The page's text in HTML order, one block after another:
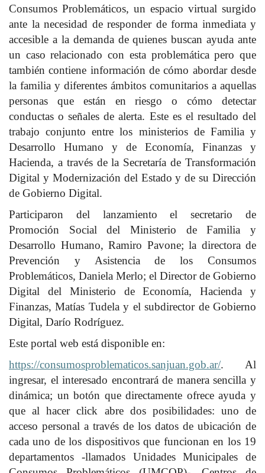
Consumos Problemáticos, un espacio virtual surgido
ante la necesidad de responder de forma inmediata y
accesible a la demanda de quienes buscan ayuda ante
un caso relacionado con esta problemática pero que
también contiene información de cómo abordar desde
la familia y diferentes ámbitos comunitarios a aquellas
personas que están en riesgo o cómo detectar
conductas o señales de alerta. Este es el resultado del
trabajo conjunto entre los ministerios de Familia y
Desarrollo Humano y de Economía, Finanzas y
Hacienda, a través de la Secretaría de Transformación
Digital y Modernización del Estado y de su Dirección
de Gobierno Digital.
Participaron del lanzamiento el secretario de
Promoción Social del Ministerio de Familia y
Desarrollo Humano, Ramiro Pavone; la directora de
Prevención y Asistencia de los Consumos
Problemáticos, Daniela Merlo; el Director de Gobierno
Digital del Ministerio de Economía, Hacienda y
Finanzas, Matías Tudela y el subdirector de Gobierno
Digital, Darío Rodríguez.
Este portal web está disponible en:
https://consumosproblematicos.sanjuan.gob.ar/. Al
ingresar, el interesado encontrará de manera sencilla y
dinámica; un botón que directamente ofrece ayuda y
que al hacer click abre dos posibilidades: uno de
acceso personal a través de los datos de ubicación de
cada uno de los dispositivos que funcionan en los 19
departamentos -llamados Unidades Municipales de